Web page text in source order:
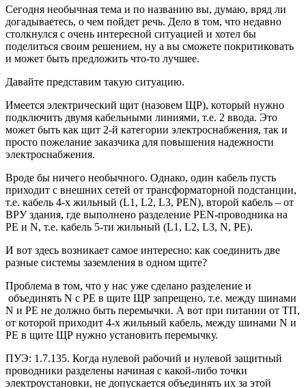
Сегодня необычная тема и по названию вы, думаю, вряд ли
догадываетесь, о чем пойдет речь. Дело в том, что недавно
столкнулся с очень интересной ситуацией и хотел бы
поделиться своим решением, ну а вы сможете покритиковать
и может быть предложить что-то лучшее.
Давайте представим такую ситуацию.
Имеется электрический щит (назовем ЩР), который нужно
подключить двумя кабельными линиями, т.е. 2 ввода. Это
может быть как щит 2-й категории электроснабжения, так и
просто пожелание заказчика для повышения надежности
электроснабжения.
Вроде бы ничего необычного. Однако, один кабель пусть
приходит с внешних сетей от трансформаторной подстанции,
т.е. кабель 4-х жильный (L1, L2, L3, PEN), второй кабель – от
ВРУ здания, где выполнено разделение PEN-проводника на
PE и N, т.е. кабель 5-ти жильный (L1, L2, L3, N, PE).
И вот здесь возникает самое интересно: как соединить две
разные системы заземления в одном щите?
Проблема в том, что у нас уже сделано разделение и
объединять N с PE в щите ЩР запрещено, т.е. между шинами
N и PE не должно быть перемычки. А вот при питании от ТП,
от которой приходит 4-х жильный кабель, между шинами N и
PE в щите ЩР нужно установить перемычку.
ПУЭ: 1.7.135. Когда нулевой рабочий и нулевой защитный
проводники разделены начиная с какой-либо точки
электроустановки, не допускается объединять их за этой